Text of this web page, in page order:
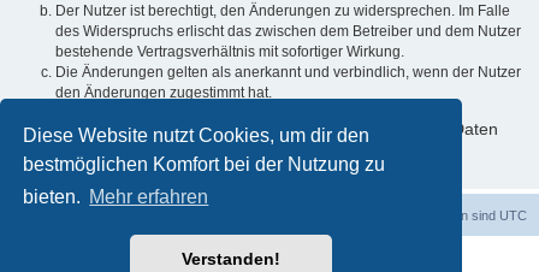
Diese Website nutzt Cookies, um dir den
bestmöglichen Komfort bei der Nutzung zu
bieten. Mehr erfahren
Verstanden!
Der Nutzer ist berechtigt, den Änderungen zu widersprechen. Im Falle
des Widerspruchs erlischt das zwischen dem Betreiber und dem Nutzer
bestehende Vertragsverhältnis mit sofortiger Wirkung.
Die Änderungen gelten als anerkannt und verbindlich, wenn der Nutzer
den Änderungen zugestimmt hat.
Informationen über den Umgang mit deinen persönlichen Daten
sind in der Datenschutzerklärung enthalten.
Alle Zeiten sind UTC
Powered byphpBB® Forum Software © phpBB Limited